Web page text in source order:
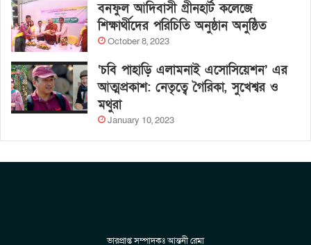
বনফুল আদিবাসী গ্রীনহার্ট কলেজে
শিক্ষার্থীদের পরিচিতি অনুষ্ঠান অনুষ্ঠিত
October 8, 2023
‘চবি পাহাড়ি এলামনাই এসোসিয়েশন’ এর
আত্মপ্রকাশ: নেতৃত্বে গৈরিকা, সুখেশ্বর ও
মথুরা
January 10, 2023
ভারপ্রাপ্ত সম্পাদকঃ আন্তনী রেমা